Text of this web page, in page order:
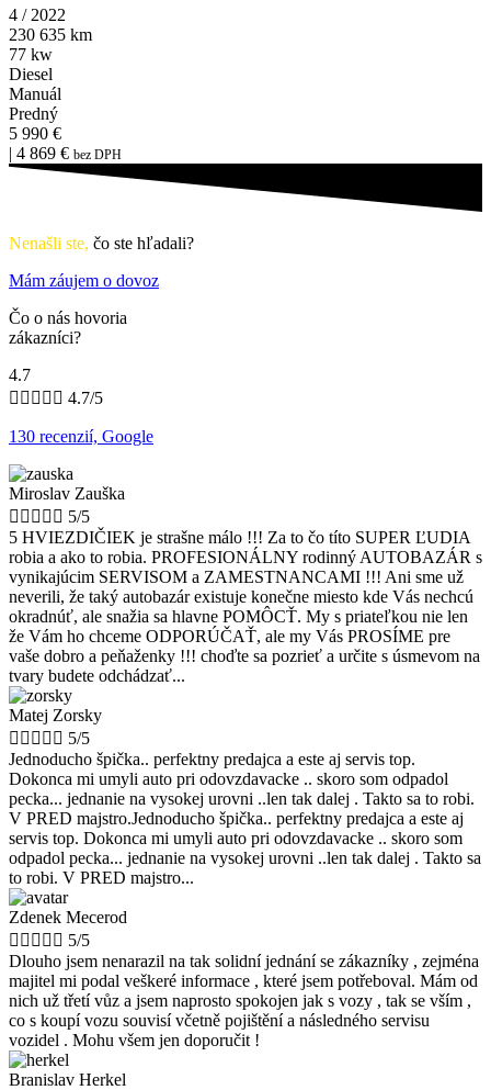
4 / 2022
230 635 km
77 kw
Diesel
Manuál
Predný
5 990 €
| 4 869 € bez DPH
Nenašli ste, čo ste hľadali?
Mám záujem o dovoz
Čo o nás hovoria
zákazníci?
4.7
     4.7/5
130 recenzií, Google
Miroslav Zauška
     5/5
5 HVIEZDIČIEK je strašne málo !!! Za to čo títo SUPER ĽUDIA
robia a ako to robia. PROFESIONÁLNY rodinný AUTOBAZÁR s
vynikajúcim SERVISOM a ZAMESTNANCAMI !!! Ani sme už
neverili, že taký autobazár existuje konečne miesto kde Vás nechcú
okradnúť, ale snažia sa hlavne POMÔCŤ. My s priateľkou nie len
že Vám ho chceme ODPORÚČAŤ, ale my Vás PROSÍME pre
vaše dobro a peňaženky !!! choďte sa pozrieť a určite s úsmevom na
tvary budete odchádzať...
Matej Zorsky
     5/5
Jednoducho špička.. perfektny predajca a este aj servis top.
Dokonca mi umyli auto pri odovzdavacke .. skoro som odpadol
pecka... jednanie na vysokej urovni ..len tak dalej . Takto sa to robi.
V PRED majstro.Jednoducho špička.. perfektny predajca a este aj
servis top. Dokonca mi umyli auto pri odovzdavacke .. skoro som
odpadol pecka... jednanie na vysokej urovni ..len tak dalej . Takto sa
to robi. V PRED majstro...
Zdenek Mecerod
     5/5
Dlouho jsem nenarazil na tak solidní jednání se zákazníky , zejména
majitel mi podal veškeré informace , které jsem potřeboval. Mám od
nich už třetí vůz a jsem naprosto spokojen jak s vozy , tak se vším ,
co s koupí vozu souvisí včetně pojištění a následného servisu
vozidel . Mohu všem jen doporučit !
Branislav Herkel